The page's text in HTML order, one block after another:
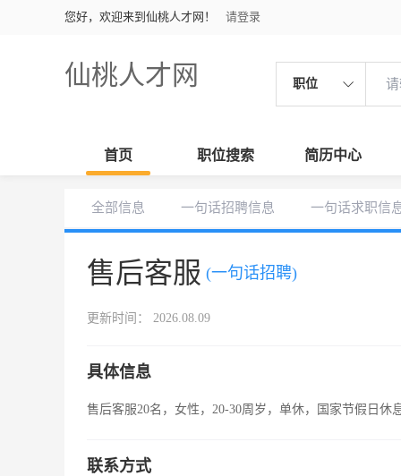
您好，欢迎来到仙桃人才网！ 请登录
仙桃人才网 职位
首页 职位搜索 简历中心
全部信息 一句话招聘信息 一句话求职信
售后客服 (一句话招聘)
更新时间： 2026.08.09
具体信息
售后客服20名，女性，20-30周岁，单休，国家节假日休
联系方式